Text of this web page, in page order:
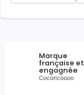
Marque
française et
engagnée
Cocoricoooo